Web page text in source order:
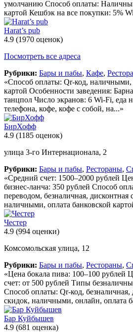
умолчанию Способ оплаты:
картой Кешбэк на все покупки: 5%
Harat’s pub
4.9 (1970 оценок)
Посмотреть все адреса
Рубрики: Бары и пабы, Кафе,
«Способ оплаты: Qr-код, наличными,
картой Особенности заведения:
танцпол Число экранов: 6 Wi-Fi, еда
телефона, кофе, кофе с собой, на...»
БирХофф
4.9 (1185 оценок)
улица 3-го Интернационала, 2
Рубрики: Бары и пабы, Рестораны,
«Средний счет: 1500–2000 рублей
бизнес-ланча: 350 рублей Способ
переводом, безналичная, дисконтная
наличными, оплата банковской
Честер
4.9 (994 оценки)
Комсомольская улица, 12
Рубрики: Бары и пабы, Рестораны,
«Цена бокала пива: 100–100 рублей
счет: от 500 рублей Типы
Способ оплаты: Qr-код, безналичная,
скидок, наличными, онлайн, оплата
Бар Куйбышев
4.9 (681 оценка)